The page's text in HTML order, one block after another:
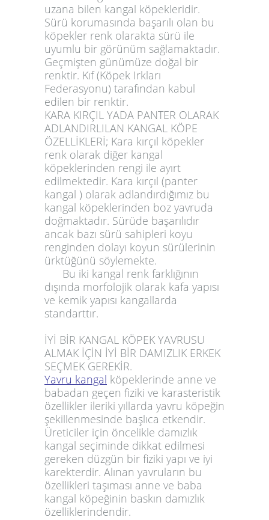
uzana bilen kangal köpekleridir.
Sürü korumasında başarılı olan bu
köpekler renk olarakta sürü ile
uyumlu bir görünüm sağlamaktadır.
Geçmişten günümüze doğal bir
renktir. Kıf (Köpek Irkları
Federasyonu) tarafından kabul
edilen bir renktir.
KARA KIRÇIL YADA PANTER OLARAK
ADLANDIRLILAN KANGAL KÖPE
ÖZELLİKLERİ; Kara kırçıl köpekler
renk olarak diğer kangal
köpeklerinden rengi ile ayırt
edilmektedir. Kara kırçıl (panter
kangal ) olarak adlandırdığımız bu
kangal köpeklerinden boz yavruda
doğmaktadır. Sürüde başarılıdır
ancak bazı sürü sahipleri koyu
renginden dolayı koyun sürülerinin
ürktüğünü söylemekte.
Bu iki kangal renk farklığının
dışında morfolojik olarak kafa yapısı
ve kemik yapısı kangallarda
standarttır.
İYİ BİR KANGAL KÖPEK YAVRUSU
ALMAK İÇİN İYİ BİR DAMIZLIK ERKEK
SEÇMEK GEREKİR.
Yavru kangal köpeklerinde anne ve
babadan geçen fiziki ve karasteristik
özellikler ileriki yıllarda yavru köpeğin
şekillenmesinde başlıca etkendir.
Üreticiler için öncelikle damızlık
kangal seçiminde dikkat edilmesi
gereken düzgün bir fiziki yapı ve iyi
karekterdir. Alınan yavruların bu
özellikleri taşıması anne ve baba
kangal köpeğinin baskın damızlık
özelliklerindendir.